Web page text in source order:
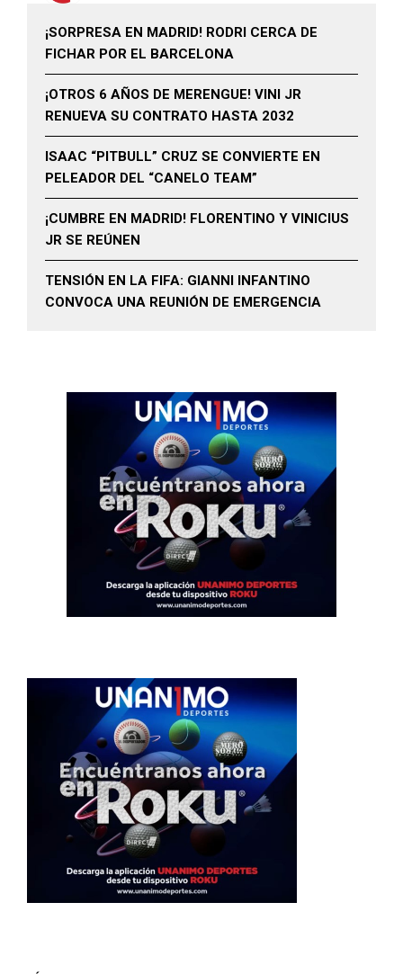
¡SORPRESA EN MADRID! RODRI CERCA DE
FICHAR POR EL BARCELONA
¡OTROS 6 AÑOS DE MERENGUE! VINI JR
RENUEVA SU CONTRATO HASTA 2032
ISAAC “PITBULL” CRUZ SE CONVIERTE EN
PELEADOR DEL “CANELO TEAM”
¡CUMBRE EN MADRID! FLORENTINO Y VINICIUS
JR SE REÚNEN
TENSIÓN EN LA FIFA: GIANNI INFANTINO
CONVOCA UNA REUNIÓN DE EMERGENCIA